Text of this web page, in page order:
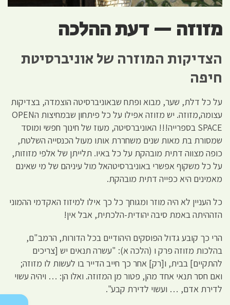
מזוזה — דעת ההלכה
הצדיקות המוזרה של אוניברסיטת
חיפה
על כל דלת, שער, מבוא ופתח שבאוניברסיטה הוצמדה, בצדיקות
עצומה,מזוזה. יש מזוזה אפילו על כל פיתחון שבמחיצות הOPEN
SPACE בספרייה!!! האוניברסיטה, מעוז של חינוך חפשי ומוסד
שמסורת בת מאות שנים משחררת אותו מעול הכנסייה השלטת,
כופה מצווה דתית מובהקת על כל באיו. תלייתן של אלפי מזוזות,
על כל משקוף אפשרי באוניברסיטהאל מול עיניהם של מי שאינם
מאמינים היא כפייה דתית מובהקת.
כל העניין לא היה מוזר ומגוחך כל כך אילו למיזוז האקדמי ההמוני
הזההיתה באמת סיבה יהודית-הלכתית, אבל אין!
הרי כך קובע גדול הפוסקים היהודיים בכל הדורות, הרמב"ם,
בהלכות מזוזה פרק ו (הלכה א): "עשרה תנאים יש [צריכים
להתקיים] בבית, ו[רק] אחר כך חייב הדייר בו לעשות לו מזוזה;
ואם חסר תנאי אחד מהן, פטור מן המזוזה. ואלו הן: … ויהיה עשוי
לדירת אדם, … ועשוי לדירת קבע".